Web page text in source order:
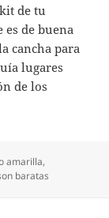
de tu
de buena
cancha para
lugares
de los
amarilla,
baratas